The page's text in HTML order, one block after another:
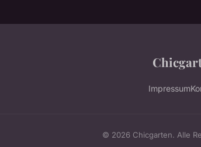
Impressum
© 2026 Chicgarten. Alle